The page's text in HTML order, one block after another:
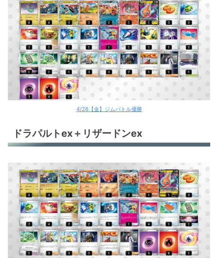
ゲンガーex
アルセウスV+グレンアルマ
トドロクツキex
ガケガニ
ディンルーex
環境デッキレシピまとめ
4/26【金】ジムバトル優勝
ドラパルトex＋リザードンex